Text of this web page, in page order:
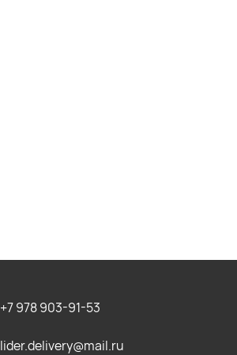
+7 978 903-91-53
lider.delivery@mail.ru